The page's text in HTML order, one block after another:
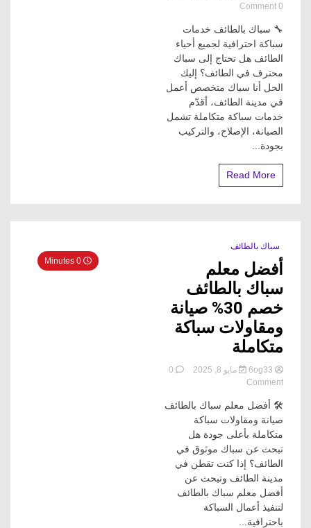
0 Comment
on
بالطائف
خصم
30%
خدمات
سباكة
احترافية
لجميع
أحياء
الطائف
🔧 سباك بالطائف خدمات
سباكة احترافية لجميع أحياء
الطائف هل تحتاج إلى سباك
محترف في الطائف؟ إليك
الحل أنا سباك متخصص أعمل
في مدينة الطائف، أقدّم
خدمات سباكة متكاملة تشمل
الصيانة، الإصلاح، والتركيب
بجودة...
Read More
سباك بالطائف
أفضل معلم
سباك بالطائف
خصم 30% صيانة
ومقاولات سباكة
متكاملة
مايو 8, 2025
0
Comment
on
معلم
سباك
بالطائف
خصم
30%
صيانة
ومقاولات
سباكة
متكاملة
🛠️ أفضل معلم سباك بالطائف
صيانة ومقاولات سباكة
متكاملة بأعلى جودة هل
تبحث عن سباك موثوق في
الطائف؟ إذا كنت تقطن في
مدينة الطائف وتبحث عن
أفضل معلم سباك بالطائف
لتنفيذ أعمال السباكة
باحترافية...